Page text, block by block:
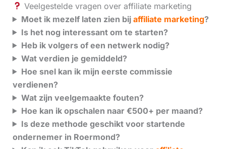
Veelgestelde vragen over affiliate marketing
Moet ik mezelf laten zien bij affiliate marketing?
Is het nog interessant om te starten?
Heb ik volgers of een netwerk nodig?
Wat verdien je gemiddeld?
Hoe snel kan ik mijn eerste commissie
verdienen?
Wat zijn veelgemaakte fouten?
Hoe kan ik opschalen naar €500+ per maand?
Is deze methode geschikt voor startende
ondernemer in Roermond?